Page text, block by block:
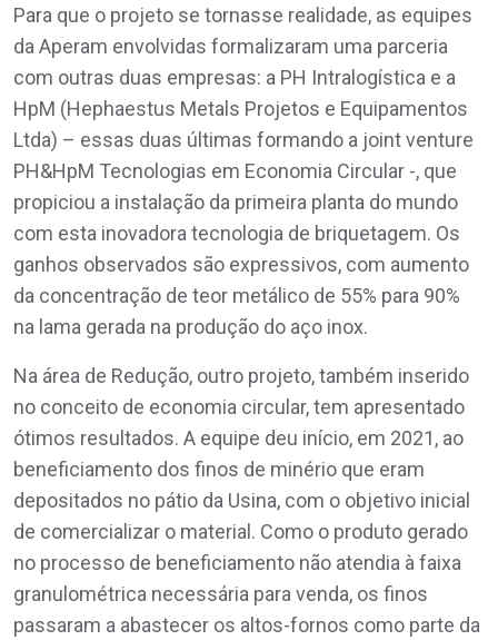
Para que o projeto se tornasse realidade, as equipes
da Aperam envolvidas formalizaram uma parceria
com outras duas empresas: a PH Intralogística e a
HpM (Hephaestus Metals Projetos e Equipamentos
Ltda) – essas duas últimas formando a joint venture
PH&HpM Tecnologias em Economia Circular -, que
propiciou a instalação da primeira planta do mundo
com esta inovadora tecnologia de briquetagem. Os
ganhos observados são expressivos, com aumento
da concentração de teor metálico de 55% para 90%
na lama gerada na produção do aço inox.
Na área de Redução, outro projeto, também inserido
no conceito de economia circular, tem apresentado
ótimos resultados. A equipe deu início, em 2021, ao
beneficiamento dos finos de minério que eram
depositados no pátio da Usina, com o objetivo inicial
de comercializar o material. Como o produto gerado
no processo de beneficiamento não atendia à faixa
granulométrica necessária para venda, os finos
passaram a abastecer os altos-fornos como parte da